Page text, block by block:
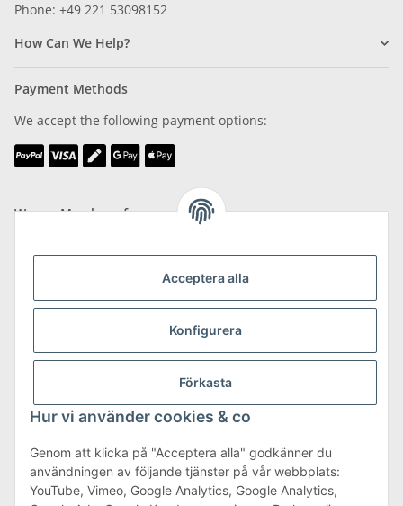
Acceptera alla
Konfigurera
Förkasta
Hur vi använder cookies & co
Genom att klicka på "Acceptera alla" godkänner du
användningen av följande tjänster på vår webbplats:
YouTube, Vimeo, Google Analytics, Google Analytics,
Phone: +49 221 53098152
How Can We Help?
Payment Methods
We accept the following payment options:
We are Member of
more about Shipping & Returns
Terms & Conditions